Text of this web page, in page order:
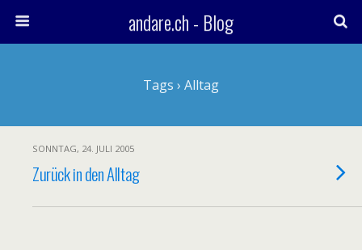
andare.ch - Blog
Tags › Alltag
SONNTAG, 24. JULI 2005
Zurück in den Alltag